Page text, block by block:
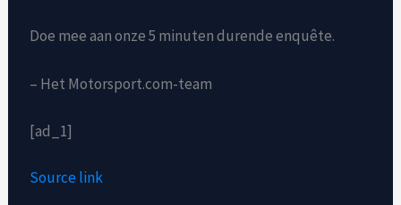
Doe mee aan onze 5 minuten durende enquête.
– Het Motorsport.com-team
[ad_1]
Source link